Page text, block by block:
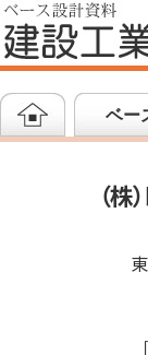
ベー
（株
［